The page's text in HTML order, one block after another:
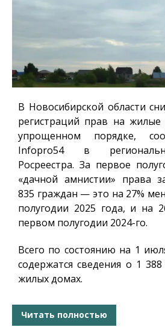
В Новосибирской области
регистраций прав на
упрощенном порядке,
Infopro54в
Росреестра. За первое
«дачной амнистии» права
835 граждан — это на 27%
полугодии 2025 года, и на
первом полугодии 2024-го.
Всего по состоянию на 1
содержатся сведения о 1
жилых домах.
Читать полностью